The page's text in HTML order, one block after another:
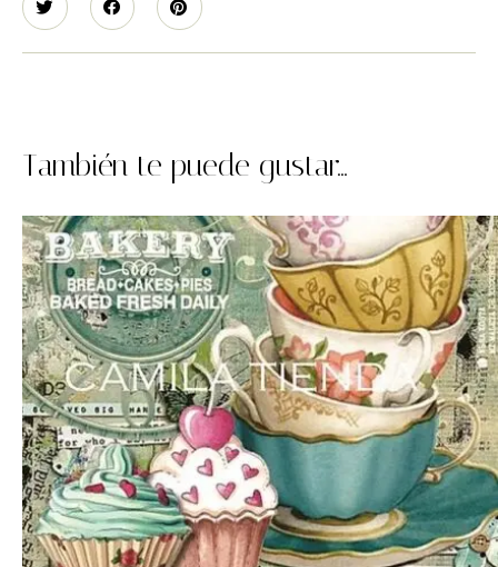
También te puede gustar...